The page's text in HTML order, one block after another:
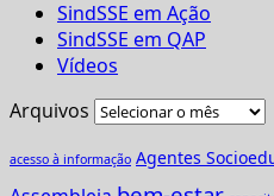
SindSSE em Ação
SindSSE em QAP
Vídeos
Arquivos
acesso à informação Agentes